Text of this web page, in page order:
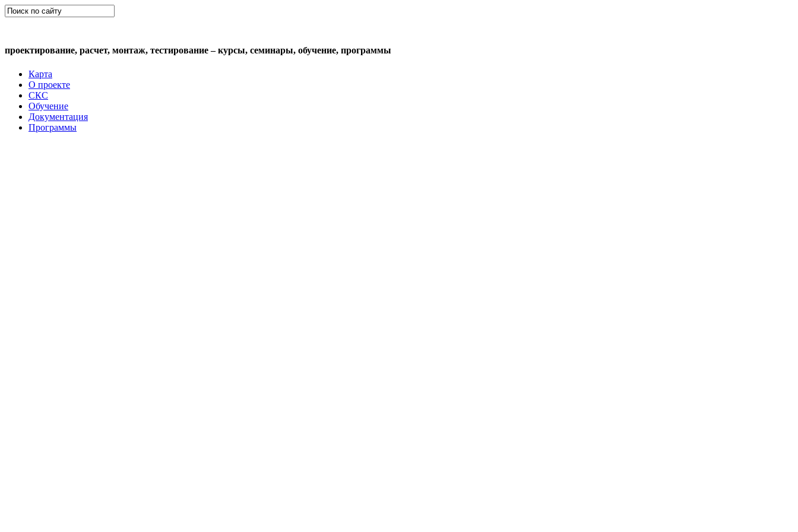
проектирование, расчет, монтаж, тестирование – курсы, семинары, обучение, программы
Карта
О проекте
СКС
Обучение
Документация
Программы